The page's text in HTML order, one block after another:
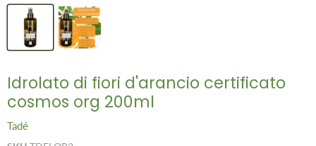
Idrolato di fiori d'arancio certificato
cosmos org 200ml
Tadé